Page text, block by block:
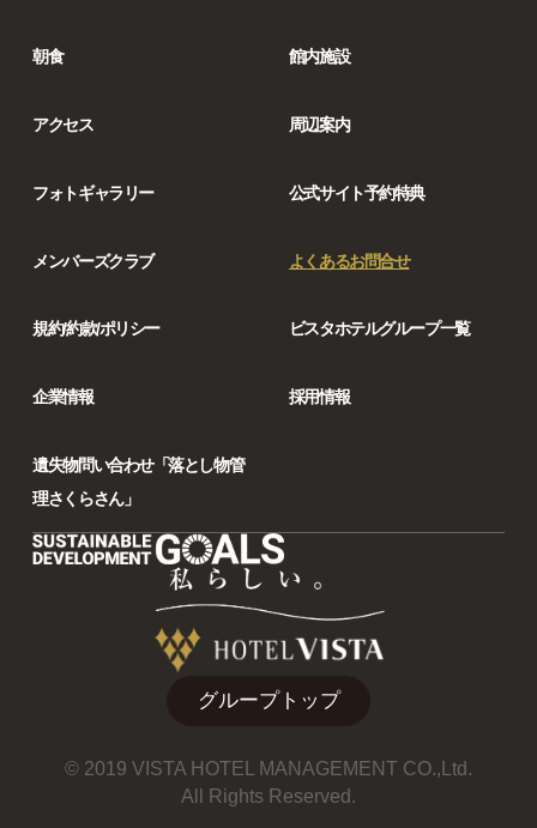
朝食 館内施設
アクセス 周辺案内
フォトギャラリー 公式サイト予約特典
メンバーズクラブ よくあるお問合せ
規約/約款/ポリシー ビスタホテルグループ一覧
企業情報 採用情報
遺失物問い合わせ「落とし物管
理さくらさん」
グループトップ
© 2019 VISTA HOTEL MANAGEMENT CO.,Ltd.
All Rights Reserved.